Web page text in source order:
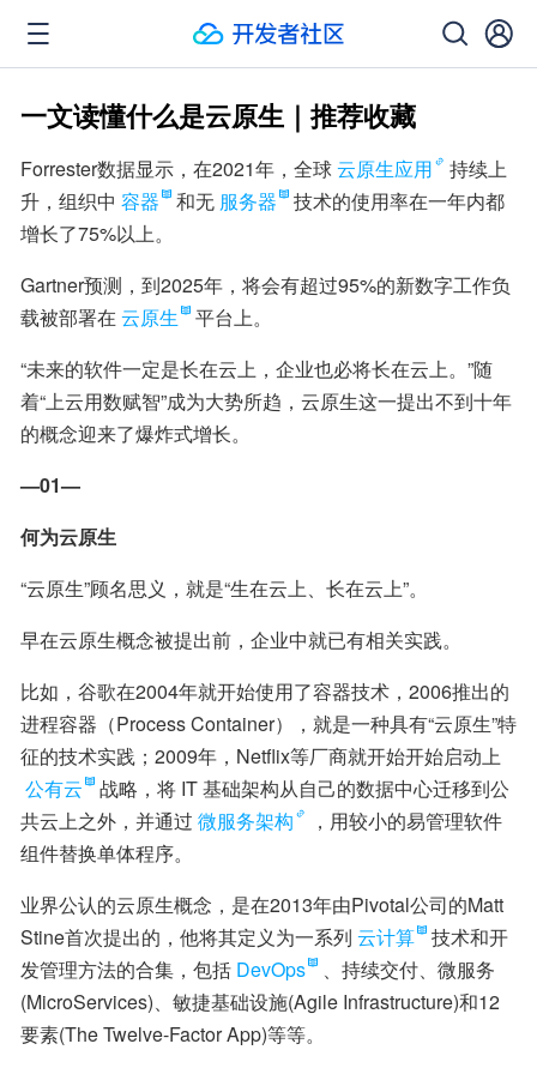
一文读懂什么是云原生｜推荐收藏
Forrester数据显示，在2021年，全球云原生应用
持续上
升，组织中 容器 和无 服务器
技术的使用率在一年内都
增长了75%以上。
Gartner预测，到2025年，将会有超过95%的新数字工作负
载被部署在 云原生
平台上。
“未来的软件一定是长在云上，企业也必将长在云上。”随
着“上云用数赋智”成为大势所趋，云原生这一提出不到十年
的概念迎来了爆炸式增长。
—01—
何为云原生
“云原生”顾名思义，就是“生在云上、长在云上”。
早在云原生概念被提出前，企业中就已有相关实践。
比如，谷歌在2004年就开始使用了容器技术，2006推出的
进程容器（Process Container），就是一种具有“云原生”特
征的技术实践；2009年，Netflix等厂商就开始开始启动上
公有云
战略，将 IT 基础架构从自己的数据中心迁移到公
共云上之外，并通过 微服务架构
，用较小的易管理软件
组件替换单体程序。
业界公认的云原生概念，是在2013年由Pivotal公司的Matt
Stine首次提出的，他将其定义为一系列 云计算
技术和开
发管理方法的合集，包括 DevOps
、持续交付、微服务
(MicroServices)、敏捷基础设施(Agile Infrastructure)和12
要素(The Twelve-Factor App)等等。